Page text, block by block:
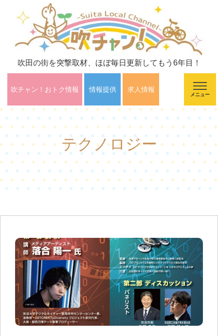
吹田の街を突撃取材、ほぼ毎日更新してもう6年目！
吹チャン！おトク情報 情報提供 求人情報
メニュー
テクノロジー